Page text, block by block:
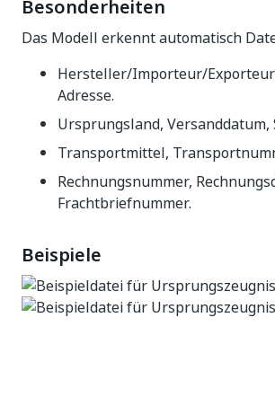
Besonderheiten
Das Modell erkennt automatisch
Hersteller/Importeur/
Adresse.
Ursprungsland, Versanddatum,
Transportmittel,
Rechnungsnummer,
Frachtbriefnummer.
Beispiele